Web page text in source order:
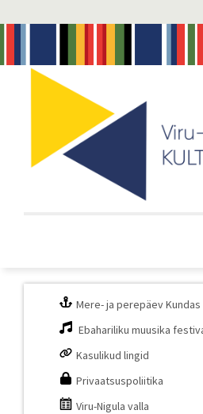
põhisisu
Mere- ja perepäev Kundas
Ebahariliku muusika
Kasulikud lingid
Privaatsuspoliitika
Viru-Nigula valla